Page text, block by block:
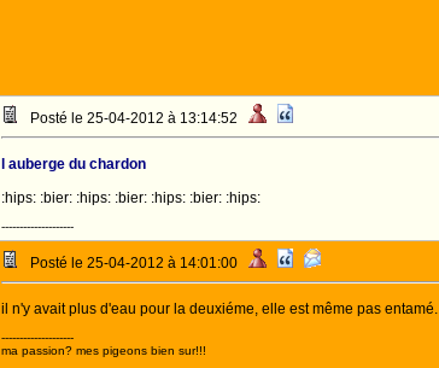
Posté le 25-04-2012 à 13:14:52
l auberge du chardon
:hips: :bier: :hips: :bier: :hips: :bier: :hips:
--------------------
Posté le 25-04-2012 à 14:01:00
il n'y avait plus d'eau pour la deuxiéme, elle est même pas entamé.
--------------------
ma passion? mes pigeons bien sur!!!